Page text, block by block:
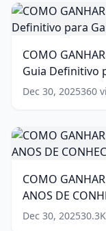
COMO
GANHAR
R$100
DIA
EM
2024
💸
Guia
Definitivo
para
Dinheiro
Online (15
COMO
Guia Definitivo
words)
Dec 30, 2025360
COMO
GANHAR
DINHEIRO
EM
2024|
10
ANOS
COMO
ANOS DE
words)
Dec 30, 202530.3K